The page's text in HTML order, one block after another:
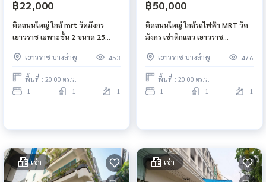
฿22,000
ติดถนนใหญ่ ใกล้ mrt วัดมังกร
เยาวราช เฉพาะชั้น 2 ขนาด 25
เยาวราช บางลำพู
453
พื้นที่ : 20.00 ตร.ว.
1 1 1
฿50,000
ติดถนนใหญ่ ใกล้รถไฟฟ้า MRT วัด
มังกร เช่าตึกแถว เยาวราช
ใช้สอย 180 ตร.ม.
เยาวราช บางลำพู 476
พื้นที่ : 20.00 ตร.ว.
1 1 1
เช่า เช่า